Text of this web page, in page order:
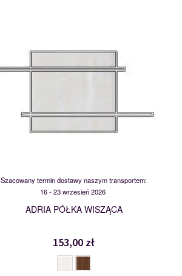
Szacowany termin dostawy naszym transportem:
16 - 23 wrzesień 2026
ADRIA PÓŁKA WISZĄCA
153,00 zł